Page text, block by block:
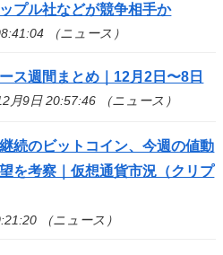
プル社などが競争相手か
（ニュース）
ス週間まとめ｜12月2日〜8日
月9日 20:57:46 （ニュース）
続のビットコイン、今週の値動
を考察｜仮想通貨市況（クリプ
（ニュース）